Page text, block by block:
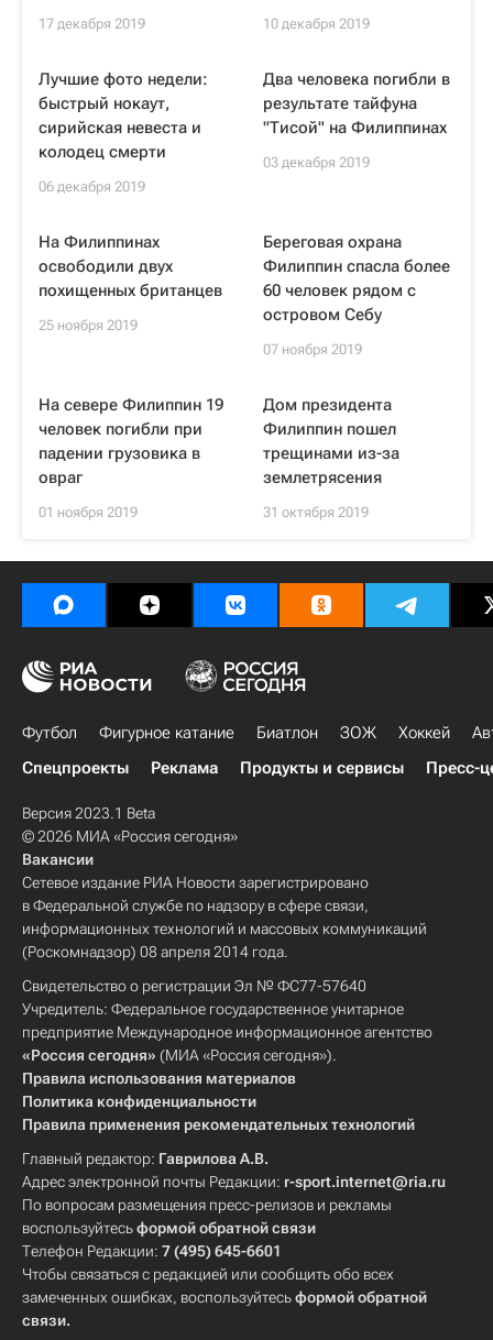
17 декабря 2019 10 декабря 2019
Лучшие фото недели:
быстрый нокаут,
сирийская невеста и
колодец смерти
06 декабря 2019
Два человека погибли в
результате тайфуна
"Тисой" на Филиппинах
03 декабря 2019
На Филиппинах
освободили двух
похищенных британцев
25 ноября 2019
Береговая охрана
Филиппин спасла более
60 человек рядом с
островом Себу
07 ноября 2019
На севере Филиппин 19
человек погибли при
падении грузовика в
овраг
01 ноября 2019
Дом президента
Филиппин пошел
трещинами из-за
землетрясения
31 октября 2019
Футбол Фигурное катание Биатлон ЗОЖ Хоккей
Спецпроекты
Реклама Продукты и сервисы Пресс-
Версия 2023.1 Beta
© 2026 МИА «Россия сегодня»
Вакансии
Сетевое издание РИА Новости зарегистрировано
в Федеральной службе по надзору в сфере связи,
информационных технологий и массовых коммуникаций
(Роскомнадзор) 08 апреля 2014 года.
Свидетельство о регистрации Эл № ФС77-57640
Учредитель: Федеральное государственное унитарное
предприятие Международное информационное агентство
«Россия сегодня» (МИА «Россия сегодня»).
Правила использования материалов
Политика конфиденциальности
Правила применения рекомендательных технологий
Главный редактор: Гаврилова А.В.
Адрес электронной почты Редакции: r-sport.internet@ria.ru
По вопросам размещения пресс-релизов и рекламы
воспользуйтесьформой обратной связи
Телефон Редакции: 7 (495) 645-6601
Чтобы связаться с редакцией или сообщить обо всех
замеченных ошибках, воспользуйтесьформой обратной
связи.